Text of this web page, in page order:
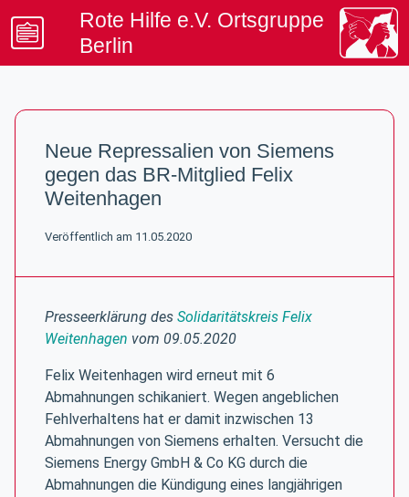
Rote Hilfe e.V. Ortsgruppe
Berlin
Spenden & Mitgliedschaft
Unterstützung & Rechtsinfo
Neue Repressalien von Siemens
gegen das BR-Mitglied Felix
Weitenhagen
Veröffentlich am 11.05.2020
Presseerklärung des Solidaritätskreis Felix
Weitenhagen vom 09.05.2020
Felix Weitenhagen wird erneut mit 6
Abmahnungen schikaniert. Wegen angeblichen
Fehlverhaltens hat er damit inzwischen 13
Abmahnungen von Siemens erhalten. Versucht die
Siemens Energy GmbH & Co KG durch die
Abmahnungen die Kündigung eines langjährigen